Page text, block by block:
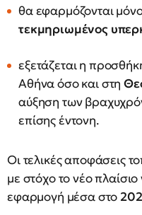
θα εφαρμόζονται
τεκμηριωμένος
εξετάζεται η
Αθήνα όσο και στη
αύξηση των
επίσης έντονη.
Οι τελικές αποφάσεις
με στόχο το νέο
εφαρμογή μέσα στο